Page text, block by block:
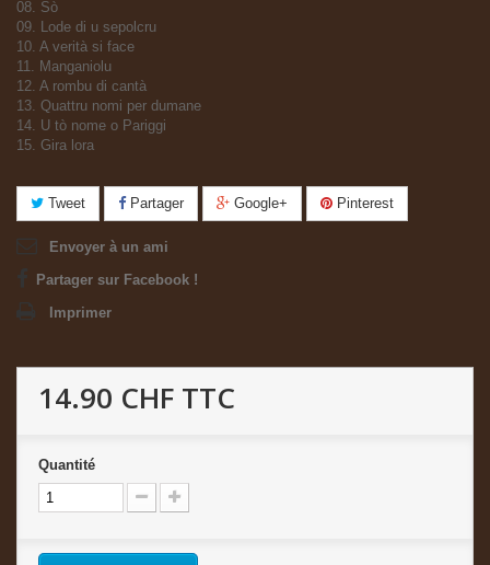
08. Sò
09. Lode di u sepolcru
10. A verità si face
11. Manganiolu
12. A rombu di cantà
13. Quattru nomi per dumane
14. U tò nome o Pariggi
15. Gira lora
Tweet Partager Google+ Pinterest
Envoyer à un ami
Partager sur Facebook !
Imprimer
14.90 CHF TTC
Quantité